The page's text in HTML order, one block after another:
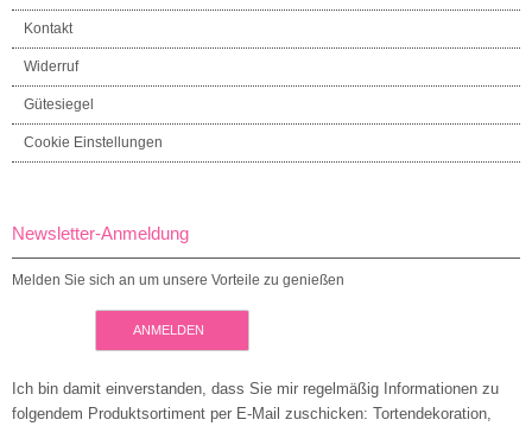
Kontakt
Widerruf
Gütesiegel
Cookie Einstellungen
Newsletter-Anmeldung
Melden Sie sich an um unsere Vorteile zu genießen
ANMELDEN
Ich bin damit einverstanden, dass Sie mir regelmäßig Informationen zu
folgendem Produktsortiment per E-Mail zuschicken: Tortendekoration,